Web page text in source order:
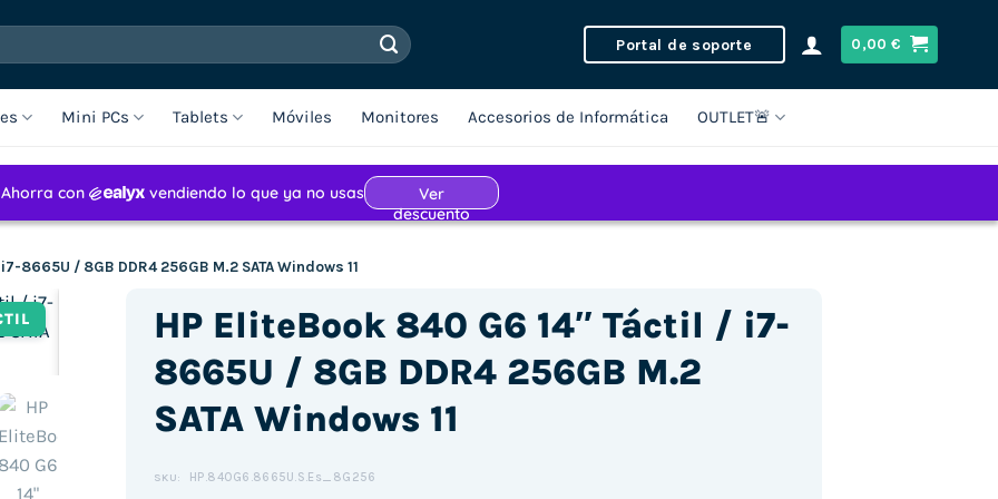
Portal de soporte 0,00€
Mini PCs Tablets Móviles Monitores Accesorios de Informática OUTLET🚨
8665U / 8GB DDR4 256GB M.2 SATA Windows 11
Haz clic para aceptar cookies de
contenido (Translation error)
HP EliteBook 840 G6 14″ Táctil / i7-
8665U / 8GB DDR4 256GB M.2
SATA Windows 11
SKU: HP.840G6.8665U.S.Es_8G256